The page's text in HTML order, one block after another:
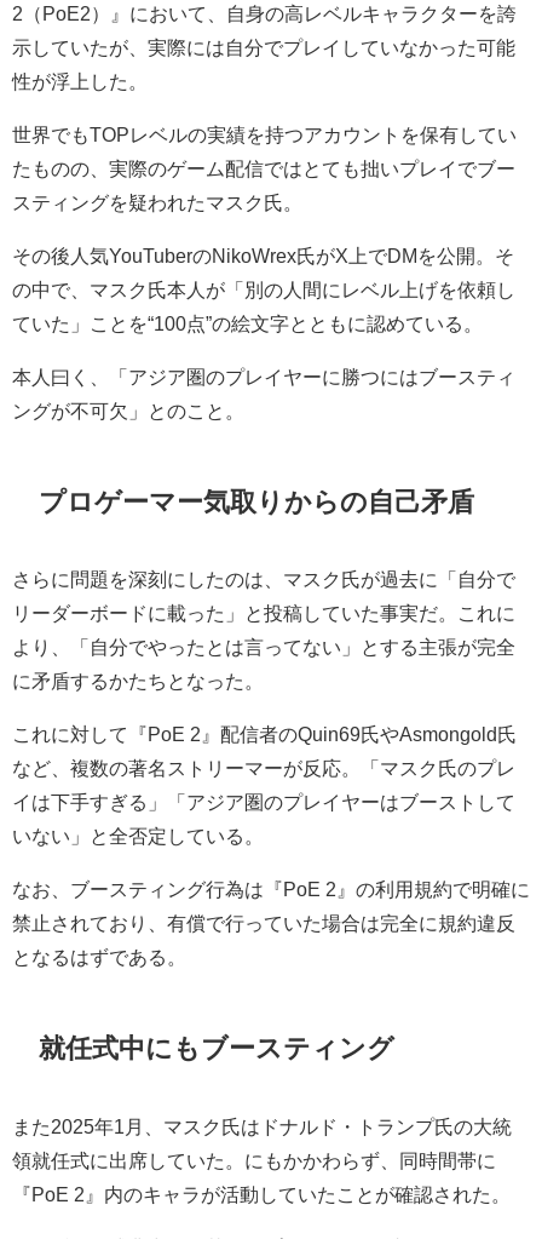
2（PoE2）』において、自身の高レベルキャラクターを誇
示していたが、実際には自分でプレイしていなかった可能
性が浮上した。
世界でもTOPレベルの実績を持つアカウントを保有してい
たものの、実際のゲーム配信ではとても拙いプレイでブー
スティングを疑われたマスク氏。
その後人気YouTuberのNikoWrex氏がX上でDMを公開。そ
の中で、マスク氏本人が「別の人間にレベル上げを依頼し
ていた」ことを“100点”の絵文字とともに認めている。
本人曰く、「アジア圏のプレイヤーに勝つにはブースティ
ングが不可欠」とのこと。
プロゲーマー気取りからの自己矛盾
さらに問題を深刻にしたのは、マスク氏が過去に「自分で
リーダーボードに載った」と投稿していた事実だ。これに
より、「自分でやったとは言ってない」とする主張が完全
に矛盾するかたちとなった。
これに対して『PoE 2』配信者のQuin69氏やAsmongold氏
など、複数の著名ストリーマーが反応。「マスク氏のプレ
イは下手すぎる」「アジア圏のプレイヤーはブーストして
いない」と全否定している。
なお、ブースティング行為は『PoE 2』の利用規約で明確に
禁止されており、有償で行っていた場合は完全に規約違反
となるはずである。
就任式中にもブースティング
また2025年1月、マスク氏はドナルド・トランプ氏の大統
領就任式に出席していた。にもかかわらず、同時間帯に
『PoE 2』内のキャラが活動していたことが確認された。